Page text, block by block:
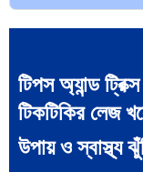
সব সভ্যতারই তো পতন হয়:…
টিপস অ্যান্ড ট্রিক্স
টিকটিকির লেজ
উপায় ও স্বাস্থ্য